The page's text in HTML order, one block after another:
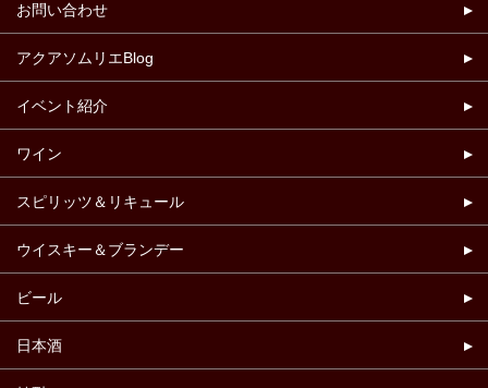
お問い合わせ
アクアソムリエBlog
イベント紹介
ワイン
スピリッツ＆リキュール
ウイスキー＆ブランデー
ビール
日本酒